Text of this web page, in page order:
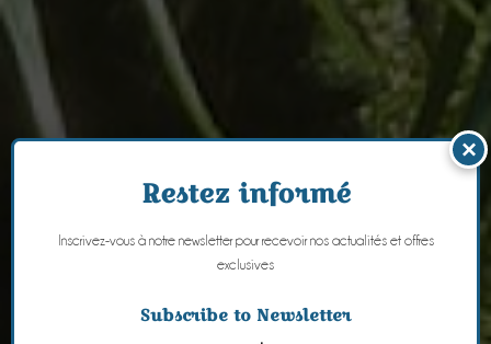
×
Restez informé
Inscrivez-vous à notre newsletter pour recevoir nos actualités et offres
exclusives
Subscribe to Newsletter